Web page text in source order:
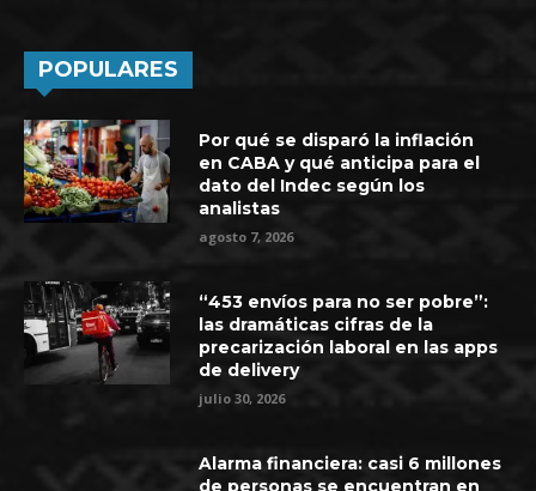
POPULARES
Por qué se disparó la inflación
en CABA y qué anticipa para el
dato del Indec según los
analistas
agosto 7, 2026
“453 envíos para no ser pobre”:
las dramáticas cifras de la
precarización laboral en las apps
de delivery
julio 30, 2026
Alarma financiera: casi 6 millones
de personas se encuentran en